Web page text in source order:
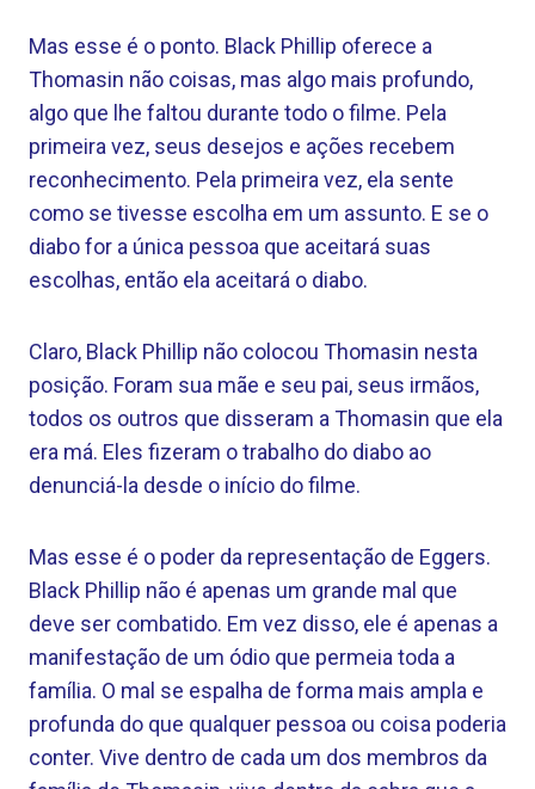
Mas esse é o ponto. Black Phillip oferece a
Thomasin não coisas, mas algo mais profundo,
algo que lhe faltou durante todo o filme. Pela
primeira vez, seus desejos e ações recebem
reconhecimento. Pela primeira vez, ela sente
como se tivesse escolha em um assunto. E se o
diabo for a única pessoa que aceitará suas
escolhas, então ela aceitará o diabo.
Claro, Black Phillip não colocou Thomasin nesta
posição. Foram sua mãe e seu pai, seus irmãos,
todos os outros que disseram a Thomasin que ela
era má. Eles fizeram o trabalho do diabo ao
denunciá-la desde o início do filme.
Mas esse é o poder da representação de Eggers.
Black Phillip não é apenas um grande mal que
deve ser combatido. Em vez disso, ele é apenas a
manifestação de um ódio que permeia toda a
família. O mal se espalha de forma mais ampla e
profunda do que qualquer pessoa ou coisa poderia
conter. Vive dentro de cada um dos membros da